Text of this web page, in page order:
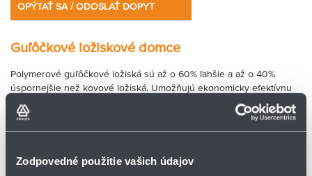
Zodpovedné použitie vašich údajov
Nákupný zoznam
Partner Zone
OPÝTAŤ SA / ODOSLAŤ DOPYT
Guľôčkové ložiskové domce
Polymerové guľôčkové ložiská sú až o 60 % ľahšie a až o 40 %
úspornejšie než kovové ložiská. Umožňujú ekonomicky efektívnu
prevádzku s nízkym trením a hygienickým suchým chodom. Sú
odolné voči korózii a médiám, voliteľne nemagnetické, elektricky
izolujúce a majú dlhú životnosť.